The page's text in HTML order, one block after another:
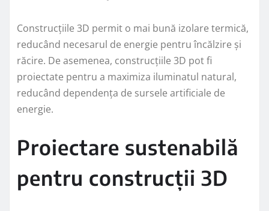
Construcțiile 3D permit o mai bună izolare termică,
reducând necesarul de energie pentru încălzire și
răcire. De asemenea, construcțiile 3D pot fi
proiectate pentru a maximiza iluminatul natural,
reducând dependența de sursele artificiale de
energie.
Proiectare sustenabilă
pentru construcții 3D